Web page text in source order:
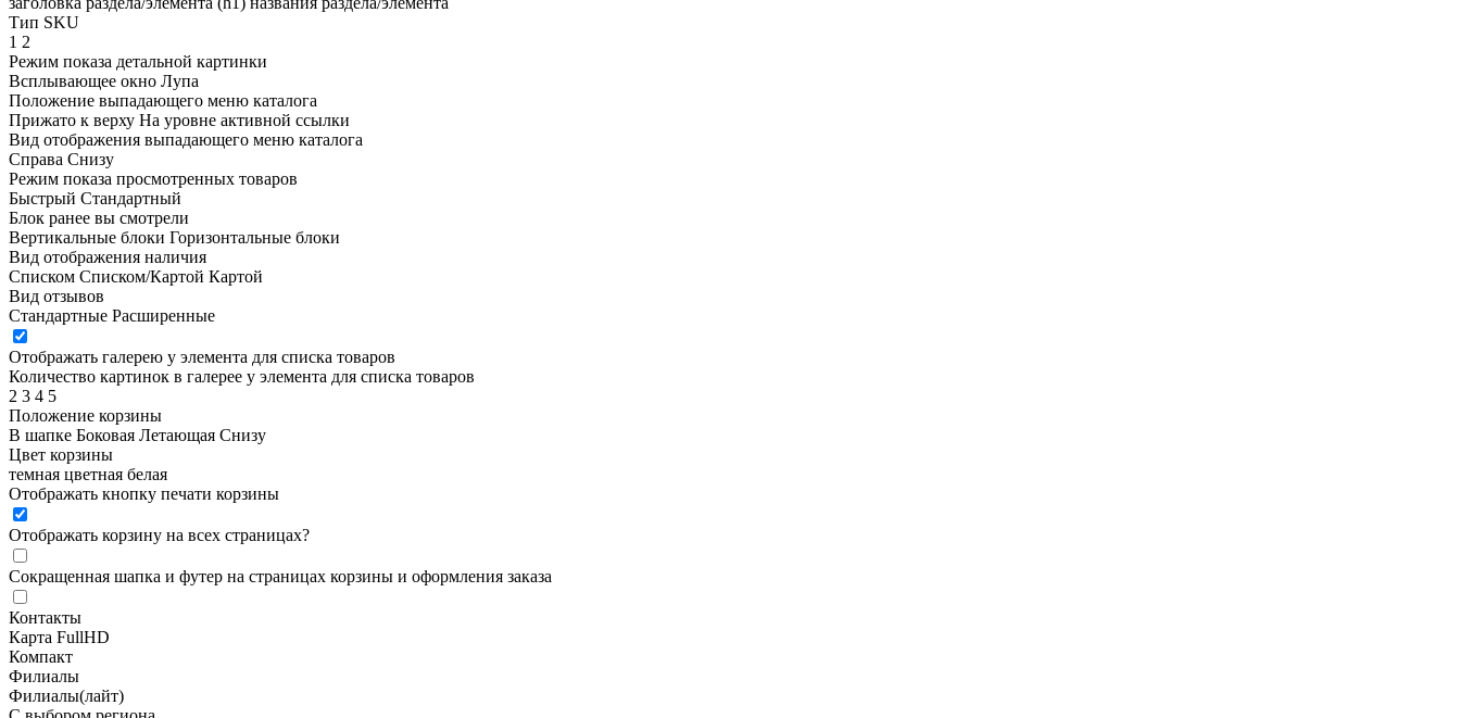
Тип SKU
1 2
Режим показа детальной картинки
Всплывающее окно Лупа
Положение выпадающего меню каталога
Прижато к верху На уровне активной ссылки
Вид отображения выпадающего меню каталога
Справа Снизу
Режим показа просмотренных товаров
Быстрый Стандартный
Блок ранее вы смотрели
Вертикальные блоки Горизонтальные блоки
Вид отображения наличия
Списком Списком/Картой Картой
Вид отзывов
Стандартные Расширенные
Отображать галерею у элемента для списка товаров
Количество картинок в галерее у элемента для списка товаров
2 3 4 5
Положение корзины
В шапке Боковая Летающая Снизу
Цвет корзины
темная цветная белая
Отображать кнопку печати корзины
Отображать корзину на всех страницах?
Сокращенная шапка и футер на страницах корзины и оформления заказа
Контакты
Карта FullHD
Компакт
Филиалы
Филиалы(лайт)